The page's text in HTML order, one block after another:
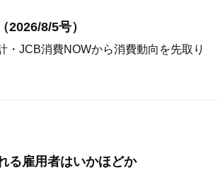
2026/8/5号）
・JCB消費NOWから消費動向を先取り
る雇用者はいかほどか